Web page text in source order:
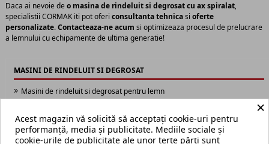
Daca ai nevoie deo masina de rindeluit si degrosat cu ax spiralat,
specialistii CORMAK iti pot oferi consultanta tehnicasi oferte
personalizate.Contacteaza-ne acum si optimizeaza procesul de prelucrare
a lemnului cu echipamente de ultima generatie!
MASINI DE RINDELUIT SI DEGROSAT
Masini de rindeluit si degrosat pentru lemn
Masini de rindeluit si degrosat cu ax spiralat
Masini de degrosat
Optionale pentru masini de rindeluit si degrosat
×
Acest magazin vă solicită să acceptați cookie-uri pentru
performanță, media și publicitate. Mediile sociale și
cookie-urile de publicitate ale unor terțe părți sunt